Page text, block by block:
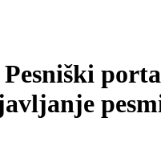
Pesniški